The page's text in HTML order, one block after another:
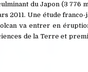
du Japon (3 776
2011. Une étude
va entrer en
de la Terre et